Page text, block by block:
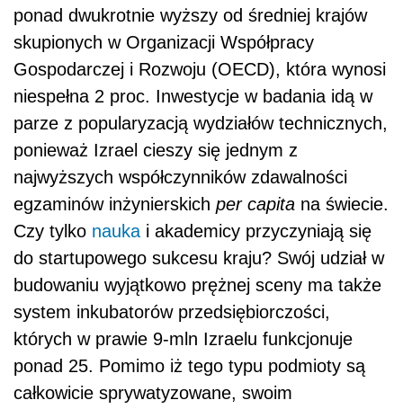
ponad dwukrotnie wyższy od średniej krajów
skupionych w Organizacji Współpracy
Gospodarczej i Rozwoju (OECD), która wynosi
niespełna 2 proc. Inwestycje w badania idą w
parze z popularyzacją wydziałów technicznych,
ponieważ Izrael cieszy się jednym z
najwyższych współczynników zdawalności
egzaminów inżynierskich per capita na świecie.
Czy tylko nauka i akademicy przyczyniają się
do startupowego sukcesu kraju? Swój udział w
budowaniu wyjątkowo prężnej sceny ma także
system inkubatorów przedsiębiorczości,
których w prawie 9-mln Izraelu funkcjonuje
ponad 25. Pomimo iż tego typu podmioty są
całkowicie sprywatyzowane, swoim